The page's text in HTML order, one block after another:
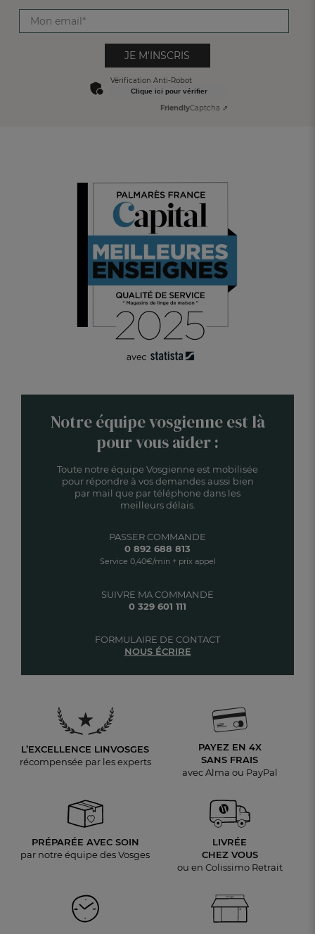
JE M'INSCRIS
Vérification Anti-Robot
Clique ici pour vérifier
FriendlyCaptcha ⇗
Notre équipe vosgienne est là
pour vous aider :
Toute notre équipe Vosgienne est mobilisée
pour répondre à vos demandes aussi bien
par mail que par téléphone dans les
meilleurs délais.
SUIVRE MA COMMANDE
0 329 601 111
PASSER COMMANDE
0 892 688 813
Service 0,40€/min + prix appel
FORMULAIRE DE CONTACT
NOUS ÉCRIRE
L’EXCELLENCE LINVOSGES
récompensée par les experts
PAYEZ EN 4X
SANS FRAIS
avec Alma ou PayPal
PRÉPARÉE AVEC SOIN
par notre équipe des Vosges
LIVRÉE
CHEZ VOUS
ou en Colissimo Retrait